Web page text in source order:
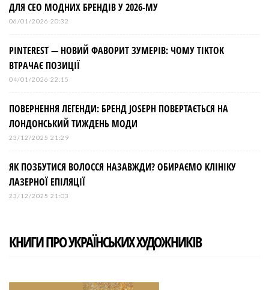
ДЛЯ СЕО МОДНИХ БРЕНДІВ У 2026-МУ
06/01/2026 20:32
PINTEREST — НОВИЙ ФАВОРИТ ЗУМЕРІВ: ЧОМУ TIKTOK
ВТРАЧАЄ ПОЗИЦІЇ
04/01/2026 22:15
ПОВЕРНЕННЯ ЛЕГЕНДИ: БРЕНД JOSEPH ПОВЕРТАЄТЬСЯ НА
ЛОНДОНСЬКИЙ ТИЖДЕНЬ МОДИ
23/12/2025 21:29
ЯК ПОЗБУТИСЯ ВОЛОССЯ НАЗАВЖДИ? ОБИРАЄМО КЛІНІКУ
ЛАЗЕРНОЇ ЕПІЛЯЦІЇ
23/12/2025 21:03
КНИГИ ПРО УКРАЇНСЬКИХ ХУДОЖНИКІВ